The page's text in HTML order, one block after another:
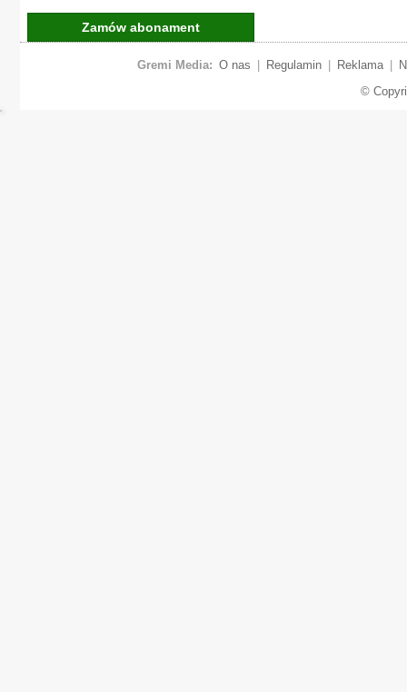
Zamów abonament
Gremi Media: O nas Regulamin Reklama
©